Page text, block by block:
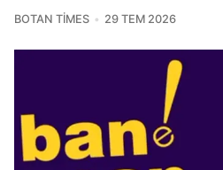
BOTAN TIMES 29 TEM 2026